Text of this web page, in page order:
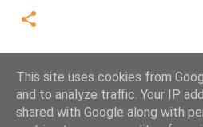
This site uses cookies from
and to analyze traffic. Your IP
shared with Google along with